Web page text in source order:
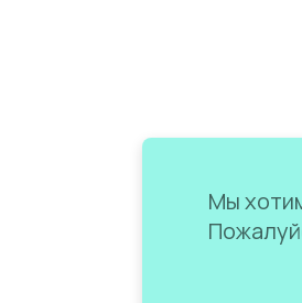
Мы